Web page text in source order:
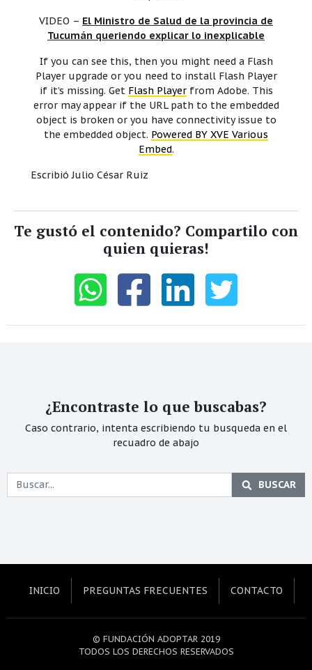
VIDEO – El Ministro de Salud de la provincia de
Tucumán queriendo explicar lo inexplicable
If you can see this, then you might need a Flash
Player upgrade or you need to install Flash Player
if it’s missing. Get Flash Playerfrom Adobe. This
error may appear if the URL path to the embedded
object is broken or you have connectivity issue to
the embedded object. Powered BY XVE Various
Embed.
Escribió Julio César Ruiz
Te gustó el contenido? Compartilo con
quien quieras!
¿Encontraste lo que buscabas?
Caso contrario, intenta escribiendo tu busqueda en el
recuadro de abajo
BUSCAR
INICIO PREGUNTAS FRECUENTES CONTACTO
© FUNDACIÓN ADOPTAR 2019
TODOS LOS DERECHOS RESERVADOS